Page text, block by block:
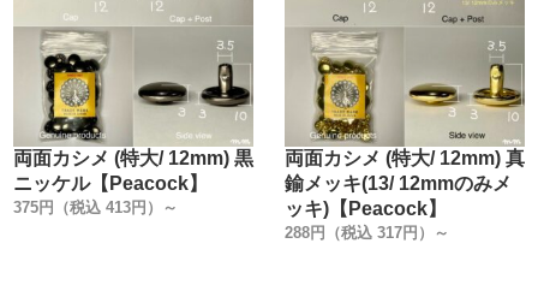
『何が良くて何が悪いのか』を私達レザークラフト専門工
場の視点から考えて作りました。
こだわったのは【7つのポイント】です。
1. 金具を図面に数値化して工具を作る事。
2. 工具の部材全てに焼入れをする事。
3. 大まかな寸法公差を無くし、国産ハンドプレス機の規格
に合わせて統一する事。
両面カシメ (特大/ 12mm) 黒
ニッケル【Peacock】
375円（税込 413円）～
両面カシメ (特大/ 12mm) 真
鍮メッキ(13/ 12mmのみメ
ッキ)【Peacock】
288円（税込 317円）～